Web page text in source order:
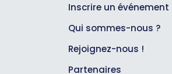
Inscrire un événement
Qui sommes-nous ?
Rejoignez-nous !
Partenaires